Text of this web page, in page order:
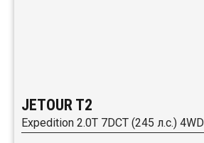
JETOUR T2
Expedition 2.0T 7DCT (245 л.с.) 4WD